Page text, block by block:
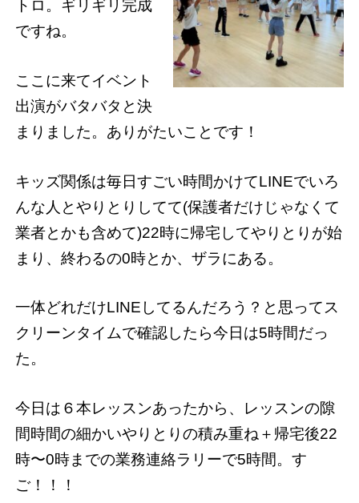
トロ。ギリギリ完成
ですね。
ここに来てイベント
出演がバタバタと決
まりました。ありがたいことです！
キッズ関係は毎日すごい時間かけてLINEでいろ
んな人とやりとりしてて(保護者だけじゃなくて
業者とかも含めて)22時に帰宅してやりとりが始
まり、終わるの0時とか、ザラにある。
一体どれだけLINEしてるんだろう？と思ってス
クリーンタイムで確認したら今日は5時間だっ
た。
今日は６本レッスンあったから、レッスンの隙
間時間の細かいやりとりの積み重ね＋帰宅後22
時〜0時までの業務連絡ラリーで5時間。す
ご！！！